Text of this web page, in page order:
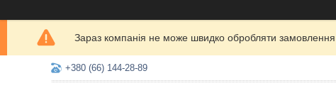
Зараз компанія не може швидко обробляти замовлення
+380 (66) 144-28-89